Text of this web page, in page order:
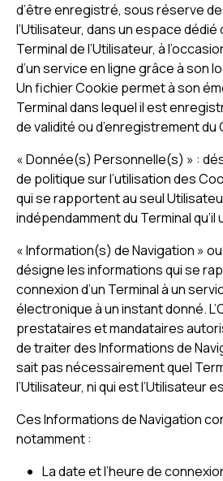
d’être enregistré, sous réserve
l’Utilisateur, dans un espace dédié
Terminal de l’Utilisateur, à
d’un service en ligne grâce à son
Un fichier Cookie permet à son
Terminal dans lequel il est
de validité ou d’enregistrement du
« Donnée(s) Personnelle(s) » :
de politique sur l’utilisation des
qui se rapportent au seul
indépendamment du Terminal qu’il
« Information(s) de Navigation »
désigne les informations qui se
connexion d’un Terminal à un
électronique à un instant donné.
prestataires et mandataires
de traiter des Informations de
sait pas nécessairement quel
l’Utilisateur, ni qui est l’Utilisateur
Ces Informations de Navigation
notamment :
La date et l’heure de